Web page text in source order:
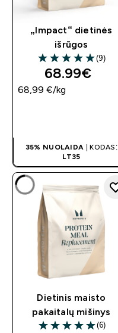
„Impact“ dietinės
išrūgos
5 out of 5 stars
(9)
68.99€‎
68,99 €‎/kg
35% NUOLAIDA | KODAS:
LT35
Dietinis maisto
pakaitalų mišinys
(6)